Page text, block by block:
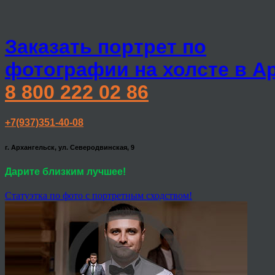
Заказать портрет по
фотографии на холсте в
8 800 222 02 86
+7(937)351-40-08
г. Архангельск, ул. Северодвинская, 9
Дарите близким лучшее!
Статуэтка по фото с портретным сходством!